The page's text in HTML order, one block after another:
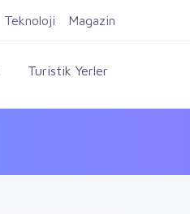
Kayıt Ol Giriş Yap
Turistik Yerler
Teknoloji Magazin